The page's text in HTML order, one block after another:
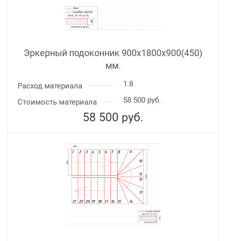
Эркерный подоконник 900х1800х900(450)
мм.
Расход материала
1.8
Стоимость материала
58 500 руб.
58 500 руб.